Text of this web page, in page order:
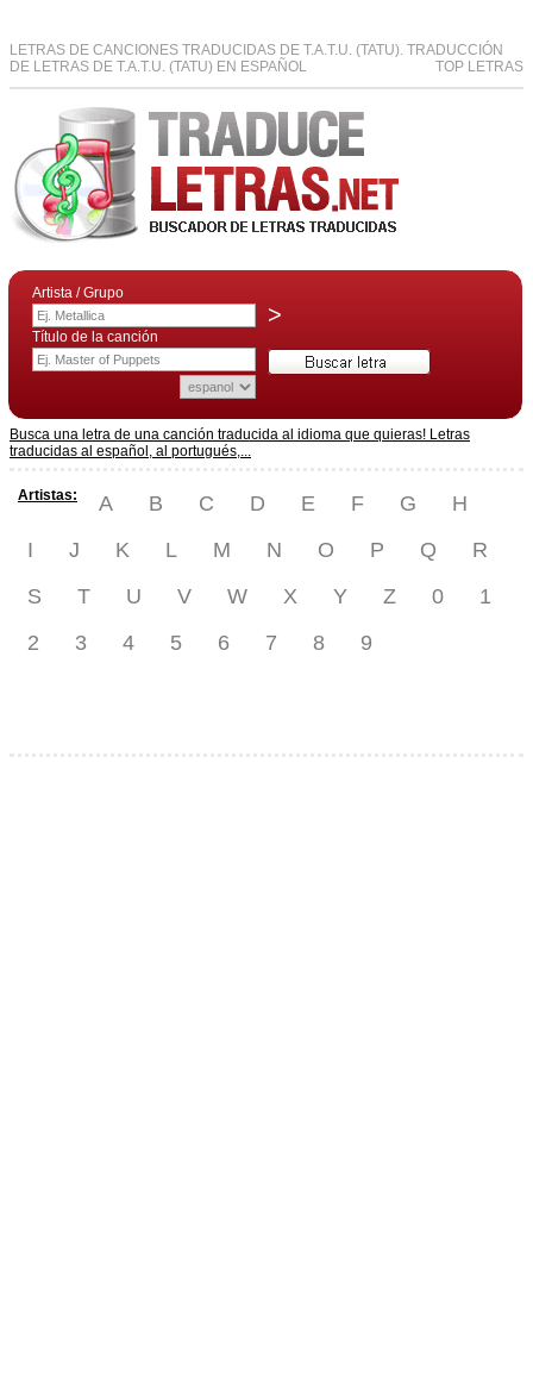
LETRAS DE CANCIONES TRADUCIDAS DE T.A.T.U. (TATU). TRADUCCIÓN
DE LETRAS DE T.A.T.U. (TATU) EN ESPAÑOL
TOP LETRAS
Artista / Grupo
>
Título de la canción
Busca una letra de una canción traducida al idioma que quieras! Letras
traducidas al español, al portugués,...
Artistas: A B C D E F G
H
I
J K L M N O P Q
R
S
T U V W X Y Z 0
1
2
3 4 5 6 7 8 9